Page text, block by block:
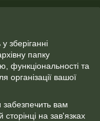
зберіганні
папку
функціональності та
організації вашої
забезпечить вам
сторінці на зав'язках